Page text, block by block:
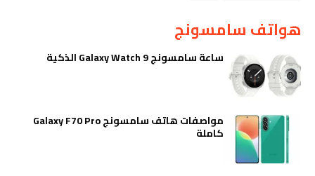
هواتف سامسونج
ساعة سامسونج Galaxy Watch 9 الذكية
مواصفات هاتف سامسونج Galaxy F70 Pro
كاملة